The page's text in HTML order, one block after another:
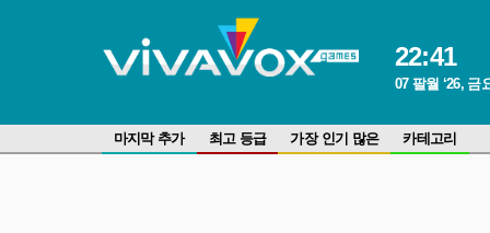
22:41
07 팔월 ‘26, 금
마지막 추가 최고 등급 가장 인기 많은 카테고리